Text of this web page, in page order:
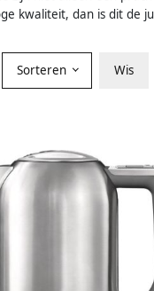
kwaliteit, dan is dit de
Sorteren Wis